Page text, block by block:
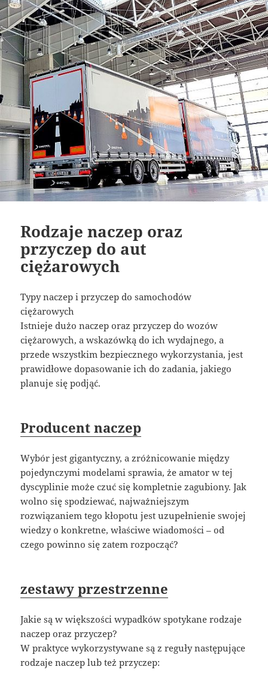
Rodzaje naczep oraz
przyczep do aut
ciężarowych
Typy naczep i przyczep do samochodów
ciężarowych
Istnieje dużo naczep oraz przyczep do wozów
ciężarowych, a wskazówką do ich wydajnego, a
przede wszystkim bezpiecznego wykorzystania, jest
prawidłowe dopasowanie ich do zadania, jakiego
planuje się podjąć.
Producent naczep
Wybór jest gigantyczny, a zróżnicowanie między
pojedynczymi modelami sprawia, że amator w tej
dyscyplinie może czuć się kompletnie zagubiony. Jak
wolno się spodziewać, najważniejszym
rozwiązaniem tego kłopotu jest uzupełnienie swojej
wiedzy o konkretne, właściwe wiadomości – od
czego powinno się zatem rozpocząć?
zestawy przestrzenne
Jakie są w większości wypadków spotykane rodzaje
naczep oraz przyczep?
W praktyce wykorzystywane są z reguły następujące
rodzaje naczep lub też przyczep: